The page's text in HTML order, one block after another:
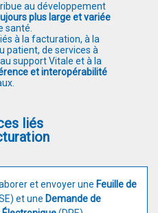
au développement
plus large et variée
santé.
à la facturation, à la
patient, de services à
support Vitale et à la
et interopérabilité
liés
et envoyer une Feuille de
et une Demande de